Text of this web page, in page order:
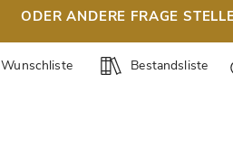
ODER ANDERE FRAGE
Wunschliste Bestandsliste